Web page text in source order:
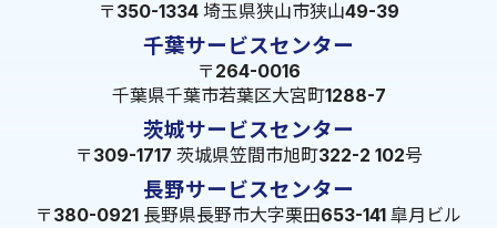
〒350-1334 埼玉県狭山市狭山49-39
千葉サービスセンター
〒264-0016
千葉県千葉市若葉区大宮町1288-7
茨城サービスセンター
〒309-1717 茨城県笠間市旭町322-2 102号
長野サービスセンター
〒380-0921 長野県長野市大字栗田653-141 皐月ビル